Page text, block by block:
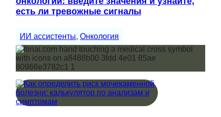
есть ли тревожные сигналы
ИИ ассистенты, Онкология